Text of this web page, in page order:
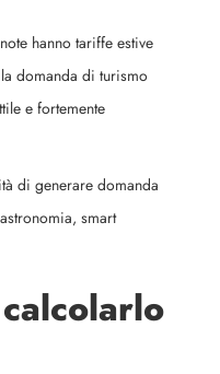
hanno tariffe estive
domanda di turismo
e fortemente
di generare domanda
smart